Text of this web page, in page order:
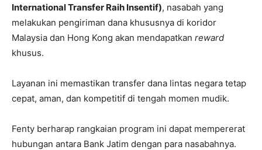
International Transfer Raih Insentif), nasabah yang
melakukan pengiriman dana khususnya di koridor
Malaysia dan Hong Kong akan mendapatkan reward
khusus.
Layanan ini memastikan transfer dana lintas negara tetap
cepat, aman, dan kompetitif di tengah momen mudik.
Fenty berharap rangkaian program ini dapat mempererat
hubungan antara Bank Jatim dengan para nasabahnya.